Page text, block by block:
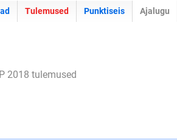
Tulemused Punktiseis Ajalugu
2018 tulemused